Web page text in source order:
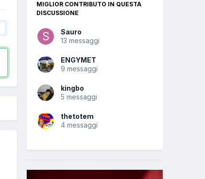
MIGLIOR CONTRIBUTO IN QUESTA
DISCUSSIONE
Sauro
13 messaggi
ENGYMET
9 messaggi
kingbo
5 messaggi
thetotem
4 messaggi